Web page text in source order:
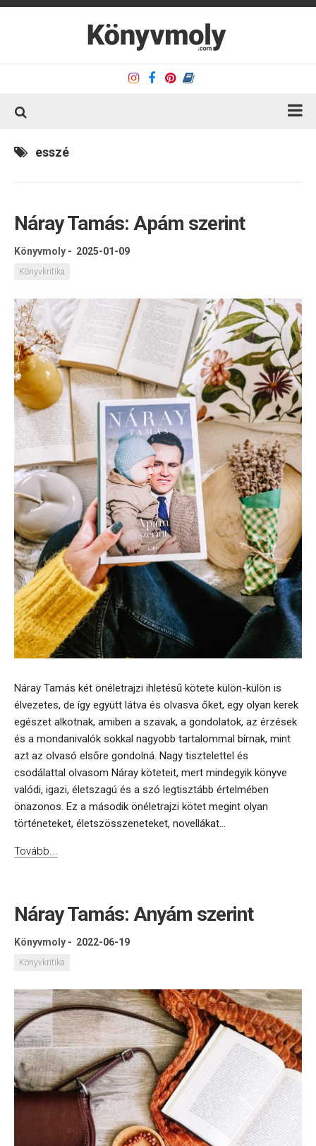
Kapcsolat
Olvasó sarok
Könyveim
Rólam
esszé
Náray Tamás: Apám szerint
Könyvmoly - 2025-01-09
Könyvkritika
Náray Tamás két önéletrajzi ihletésű kötete külön-külön is
élvezetes, de így együtt látva és olvasva őket, egy olyan kerek
egészet alkotnak, amiben a szavak, a gondolatok, az érzések
és a mondanivalók sokkal nagyobb tartalommal bírnak, mint
azt az olvasó elsőre gondolná. Nagy tisztelettel és
csodálattal olvasom Náray köteteit, mert mindegyik könyve
valódi, igazi, életszagú és a szó legtisztább értelmében
önazonos. Ez a második önéletrajzi kötet megint olyan
történeteket, életszösszeneteket, novellákat...
Tovább...
Náray Tamás: Anyám szerint
Könyvmoly - 2022-06-19
Könyvkritika